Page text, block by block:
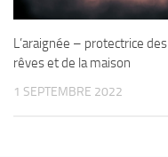
L’araignée – protectrice des
rêves et de la maison
1 SEPTEMBRE 2022